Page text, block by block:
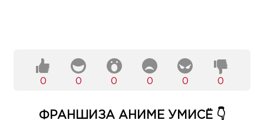
0 0 0 0 0 0
ФРАНШИЗА АНИМЕ УМИСЁ 👇